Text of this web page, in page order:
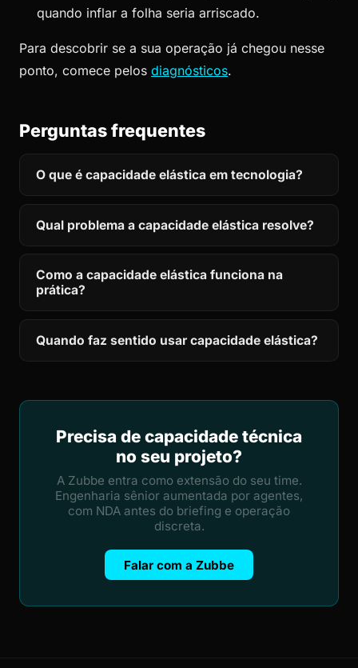
quando inflar a folha seria arriscado.
Para descobrir se a sua operação já chegou nesse
ponto, comece pelos diagnósticos.
Perguntas frequentes
O que é capacidade elástica em tecnologia?
Qual problema a capacidade elástica resolve?
Como a capacidade elástica funciona na
prática?
Quando faz sentido usar capacidade elástica?
Precisa de capacidade técnica
no seu projeto?
A Zubbe entra como extensão do seu time.
Engenharia sênior aumentada por agentes,
com NDA antes do briefing e operação
discreta.
Falar com a Zubbe